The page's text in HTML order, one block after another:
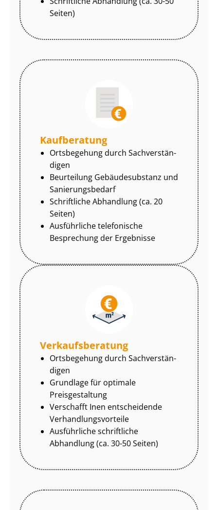
Seiten)
Kaufberatung
Ortsbegehung durch Sach­ver­stän­
di­gen
Beurteilung Gebäudesubstanz und
Sa­nie­rungs­be­darf
Schriftliche Abhandlung (ca. 20
Seiten)
Ausführliche telefonische
Besprechung der Ergebnisse
Ver­kaufs­be­ra­tung
Ortsbegehung durch Sach­ver­stän­
di­gen
Grundlage für optimale
Preisgestaltung
Verschafft Inen entscheidende
Ver­hand­lungs­vor­tei­le
Ausführliche schriftliche
Abhandlung (ca. 30-50 Seiten)